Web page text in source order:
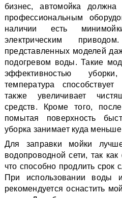
бизнес, автомойка
профессиональным
наличии есть
электрическим
представленных моделей
подогревом воды. Такие
эффективностью
температура
также увеличивает
средств. Кроме того,
помытая поверхность
уборка занимает куда
Для заправки мойки
водопроводной сети, так
что способно продлить
При использовании воды
рекомендуется оснастить